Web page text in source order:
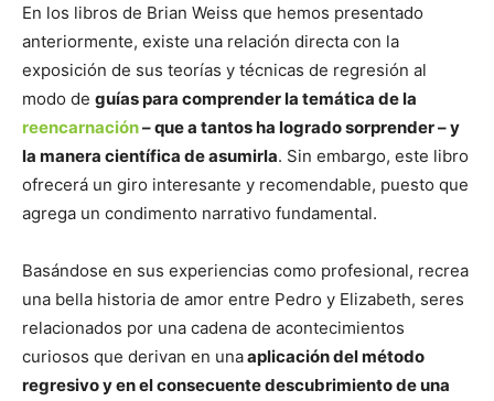
En los libros de Brian Weiss que hemos presentado
anteriormente, existe una relación directa con la
exposición de sus teorías y técnicas de regresión al
modo de guías para comprender la temática de la
reencarnación– que a tantos ha logrado sorprender – y
la manera científica de asumirla. Sin embargo, este libro
ofrecerá un giro interesante y recomendable, puesto que
agrega un condimento narrativo fundamental.
Basándose en sus experiencias como profesional, recrea
una bella historia de amor entre Pedro y Elizabeth, seres
relacionados por una cadena de acontecimientos
curiosos que derivan en unaaplicación del método
regresivo y en el consecuente descubrimiento de una